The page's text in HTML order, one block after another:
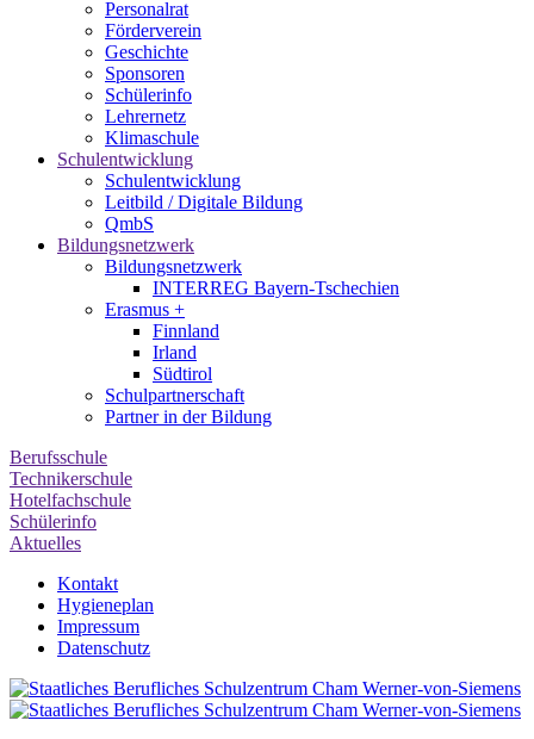
Personalrat
Förderverein
Geschichte
Sponsoren
Schülerinfo
Lehrernetz
Klimaschule
Schulentwicklung
Schulentwicklung
Leitbild / Digitale Bildung
QmbS
Bildungsnetzwerk
Bildungsnetzwerk
INTERREG Bayern-Tschechien
Erasmus +
Finnland
Irland
Südtirol
Schul­partner­schaft
Partner in der Bildung
Berufsschule
Technikerschule
Hotelfachschule
Schülerinfo
Aktuelles
Kontakt
Hygieneplan
Impressum
Datenschutz